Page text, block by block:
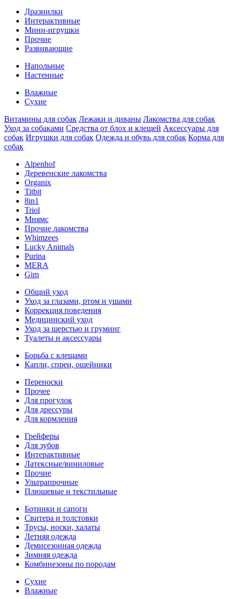
Дpазнилки
Интерактивные
Мини-игрушки
Прочие
Развивающие
Напольные
Настенные
Влажные
Сухие
Витaмины для собак Лежаки и диваны Лакомства для собак
Уход за собаками Средства от блох и клещей Аксессуары для
собак Игрушки для собак Одежда и обувь для собак Корма для
собак
Alpenhof
Деревенские лакомства
Organix
Titbit
8in1
Triol
Мнямс
Прочие лакомства
Whimzees
Lucky Animals
Purina
MERA
Gim
Общий уход
Уход за глазами, ртом и ушами
Коррекция поведения
Медицинский уход
Уход за шерстью и груминг
Туалеты и аксессуары
Борьба с клещами
Капли, спреи, ошейники
Переноски
Прочее
Для прогулок
Для дрессуры
Для кормления
Грейферы
Для зубов
Интерактивные
Латексные/виниловые
Прочие
Ультрапрочные
Плюшевые и текстильные
Ботинки и сапоги
Свитера и толстовки
Трусы, носки, халаты
Летняя одежда
Демисезонная одежда
Зимняя одежда
Комбинезоны по породам
Сухие
Влажные